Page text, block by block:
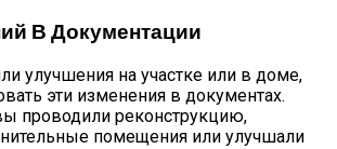
В Документации
улучшения на участке или в доме,
эти изменения в документах.
проводили реконструкцию,
помещения или улучшали